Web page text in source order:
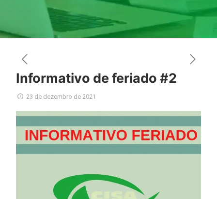
Informativo de feriado #2
23 de dezembro de 2021